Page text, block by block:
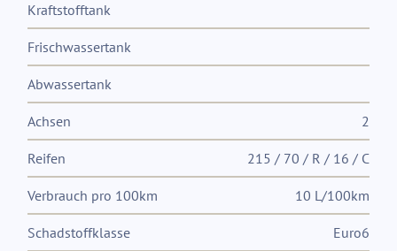
Kraftstofftank
Frischwassertank
Abwassertank
Achsen 2
Reifen 215 / 70 / R / 16 / C
Verbrauch pro 100km 10 L/100km
Schadstoffklasse Euro6